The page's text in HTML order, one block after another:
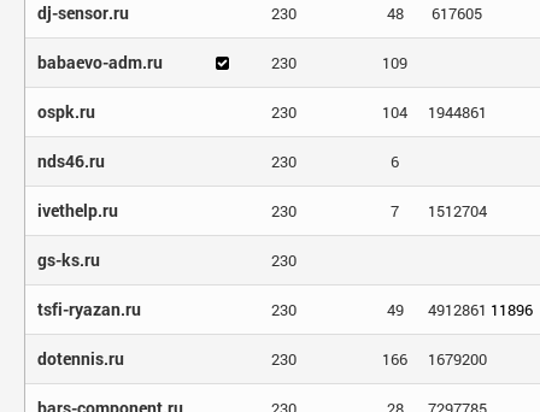
dj-sensor.ru 230 48 617605
babaevo-adm.ru 230 109
ospk.ru 230 104 1944861
nds46.ru 230 6
ivethelp.ru 230 7 1512704
gs-ks.ru 230
tsfi-ryazan.ru 230 49 4912861 11896
dotennis.ru 230 166 1679200